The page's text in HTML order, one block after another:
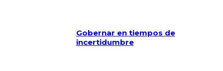
Gobernar en tiempos de
incertidumbre